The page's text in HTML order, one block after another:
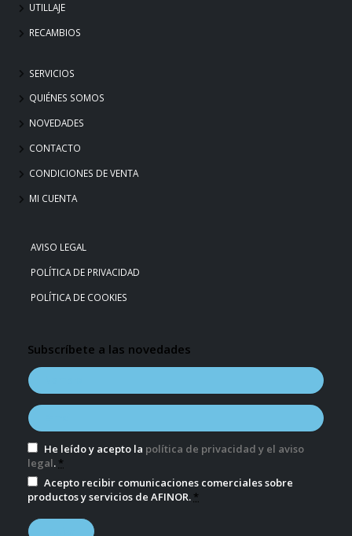
UTILLAJE
RECAMBIOS
SERVICIOS
QUIÉNES SOMOS
NOVEDADES
CONTACTO
CONDICIONES DE VENTA
MI CUENTA
AVISO LEGAL
POLÍTICA DE PRIVACIDAD
POLÍTICA DE COOKIES
Subscríbete a las novedades
He leído y acepto la política de privacidad y el aviso
legal. *
Acepto recibir comunicaciones comerciales sobre
productos y servicios de AFINOR. *